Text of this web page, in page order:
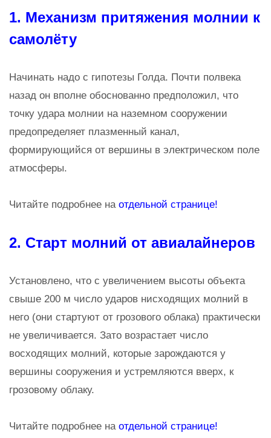
1. Механизм притяжения молнии к
самолёту
Начинать надо с гипотезы Голда. Почти полвека
назад он вполне обоснованно предположил, что
точку удара молнии на наземном сооружении
предопределяет плазменный канал,
формирующийся от вершины в электрическом поле
атмосферы.
Читайте подробнее на отдельной странице!
2. Старт молний от авиалайнеров
Установлено, что с увеличением высоты объекта
свыше 200 м число ударов нисходящих молний в
него (они стартуют от грозового облака) практически
не увеличивается. Зато возрастает число
восходящих молний, которые зарождаются у
вершины сооружения и устремляются вверх, к
грозовому облаку.
Читайте подробнее на отдельной странице!